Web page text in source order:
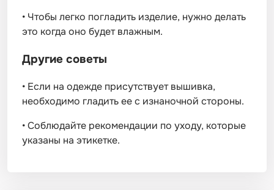
• Чтобы легко погладить изделие, нужно делать
это когда оно будет влажным.
Другие советы
• Если на одежде присутствует вышивка,
необходимо гладить ее с изнаночной стороны.
•Соблюдайте рекомендации по уходу, которые
указаны на этикетке.